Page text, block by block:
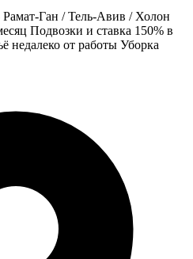
Ган / Тель-Авив / Холон
Подвозки и ставка 150% в
недалеко от работы Уборка